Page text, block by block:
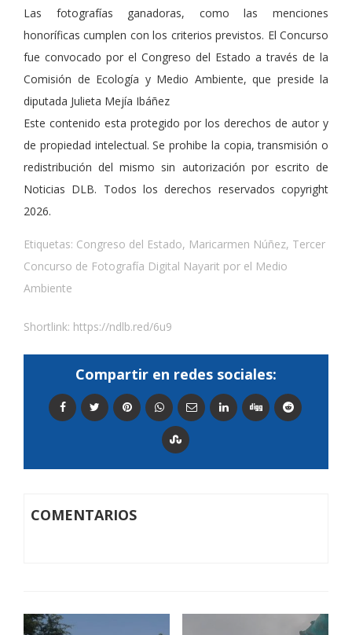
Las fotografías ganadoras, como las menciones
honoríficas cumplen con los criterios previstos. El Concurso
fue convocado por el Congreso del Estado a través de la
Comisión de Ecología y Medio Ambiente, que preside la
diputada Julieta Mejía Ibáñez
Este contenido esta protegido por los derechos de autor y
de propiedad intelectual. Se prohibe la copia, transmisión o
redistribución del mismo sin autorización por escrito de
Noticias DLB. Todos los derechos reservados copyright
2026.
Etiquetas: Congreso del Estado, Maricarmen Núñez, Tercer
Concurso de Fotografía Digital Nayarit por el Medio
Ambiente
Shortlink: https://ndlb.red/6u9
Compartir en redes sociales:
COMENTARIOS